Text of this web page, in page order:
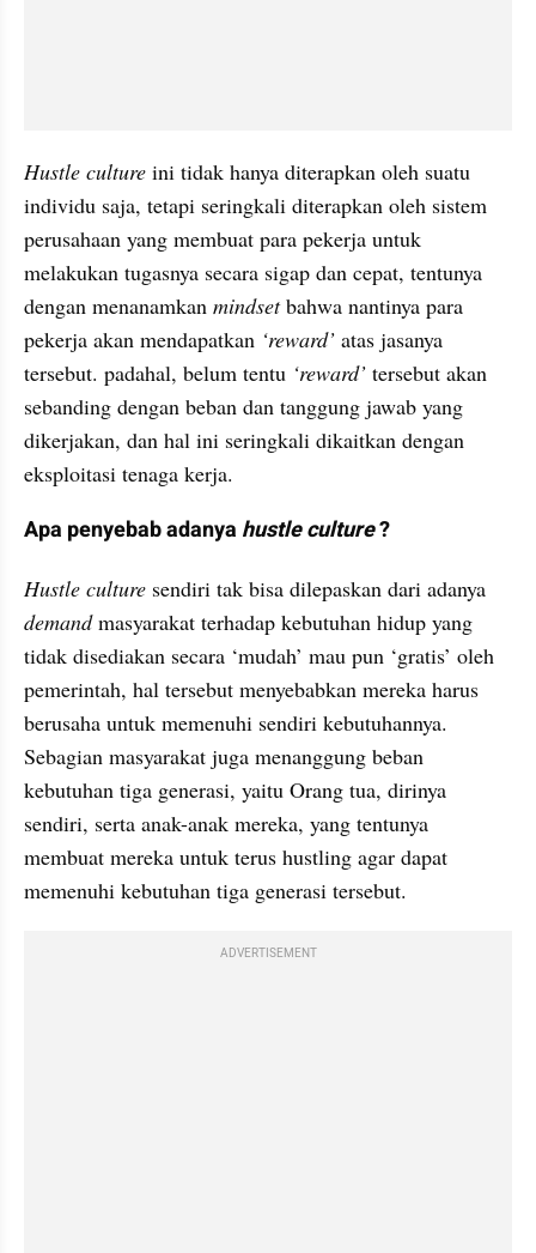
Hustle culture ini tidak hanya diterapkan oleh suatu
individu saja, tetapi seringkali diterapkan oleh sistem
perusahaan yang membuat para pekerja untuk
melakukan tugasnya secara sigap dan cepat, tentunya
dengan menanamkan mindset bahwa nantinya para
pekerja akan mendapatkan ‘reward’ atas jasanya
tersebut. padahal, belum tentu ‘reward’ tersebut akan
sebanding dengan beban dan tanggung jawab yang
dikerjakan, dan hal ini seringkali dikaitkan dengan
eksploitasi tenaga kerja.
Apa penyebab adanya hustle culture ?
Hustle culture
demand masyarakat terhadap kebutuhan hidup yang
tidak disediakan secara ‘mudah’ mau pun ‘gratis’ oleh
pemerintah, hal tersebut menyebabkan mereka harus
berusaha untuk memenuhi sendiri kebutuhannya.
Sebagian masyarakat juga menanggung beban
kebutuhan tiga generasi, yaitu Orang tua, dirinya
sendiri, serta anak-anak mereka, yang tentunya
membuat mereka untuk terus hustling agar dapat
memenuhi kebutuhan tiga generasi tersebut.
ADVERTISEMENT